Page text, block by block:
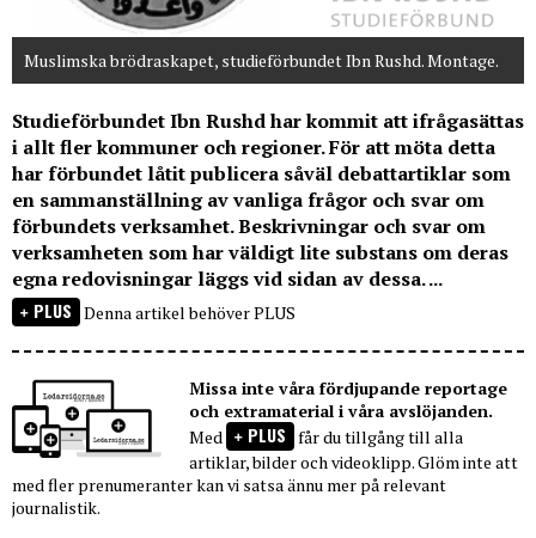
Muslimska brödraskapet, studieförbundet Ibn Rushd. Montage.
Studieförbundet Ibn Rushd har kommit att ifrågasättas
i allt fler kommuner och regioner. För att möta detta
har förbundet låtit publicera såväl debattartiklar som
en sammanställning av vanliga frågor och svar om
förbundets verksamhet. Beskrivningar och svar om
verksamheten som har väldigt lite substans om deras
egna redovisningar läggs vid sidan av dessa. ...
PLUS Denna artikel behöver PLUS
Missa inte våra fördjupande reportage
och extramaterial i våra avslöjanden.
Med
PLUS får du tillgång till alla
artiklar, bilder och videoklipp. Glöm inte att
med fler prenumeranter kan vi satsa ännu mer på relevant
journalistik.